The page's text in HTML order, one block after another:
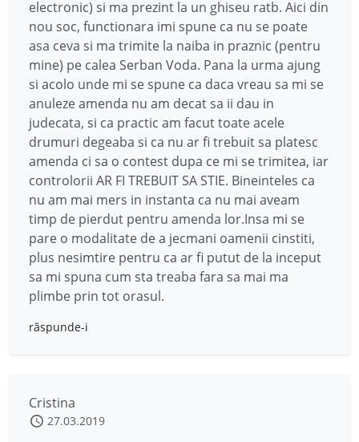
electronic) si ma prezint la un ghiseu ratb. Aici din
nou soc, functionara imi spune ca nu se poate
asa ceva si ma trimite la naiba in praznic (pentru
mine) pe calea Serban Voda. Pana la urma ajung
si acolo unde mi se spune ca daca vreau sa mi se
anuleze amenda nu am decat sa ii dau in
judecata, si ca practic am facut toate acele
drumuri degeaba si ca nu ar fi trebuit sa platesc
amenda ci sa o contest dupa ce mi se trimitea, iar
controlorii AR FI TREBUIT SA STIE. Bineinteles ca
nu am mai mers in instanta ca nu mai aveam
timp de pierdut pentru amenda lor.Insa mi se
pare o modalitate de a jecmani oamenii cinstiti,
plus nesimtire pentru ca ar fi putut de la inceput
sa mi spuna cum sta treaba fara sa mai ma
plimbe prin tot orasul.
răspunde-i
Cristina
27.03.2019